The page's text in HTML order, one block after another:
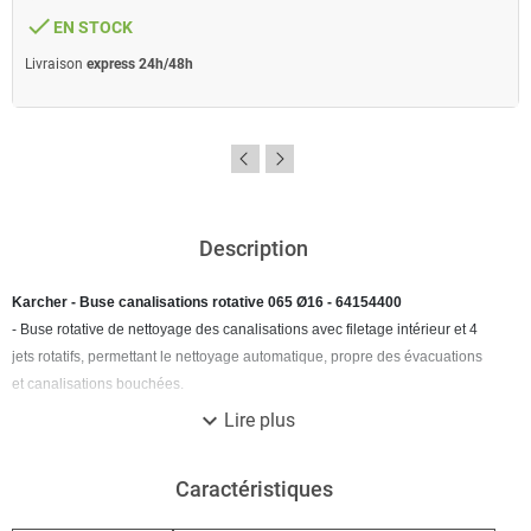
done EN STOCK
Livraison express 24h/48h
Description
Karcher - Buse canalisations rotative 065 Ø16 - 64154400
- Buse rotative de nettoyage des canalisations avec filetage intérieur et 4
jets rotatifs, permettant le nettoyage automatique, propre des évacuations
et canalisations bouchées.
expand_more Lire plus
Caractéristiques